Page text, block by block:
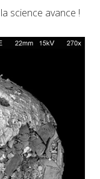
science avance !